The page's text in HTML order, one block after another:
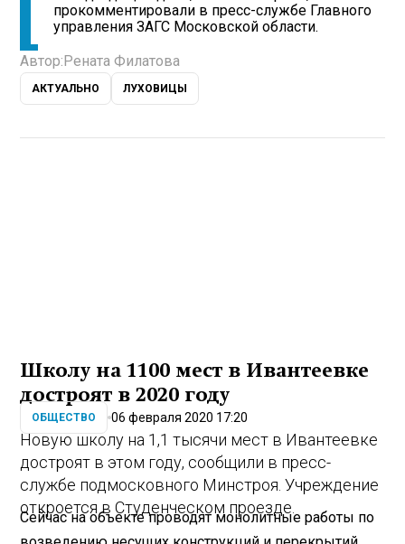
прокомментировали в пресс-службе Главного
управления ЗАГС Московской области.
Автор: Рената Филатова
АКТУАЛЬНО ЛУХОВИЦЫ
Школу на 1100 мест в Ивантеевке
достроят в 2020 году
ОБЩЕСТВО 06 февраля 2020 17:20
Новую школу на 1,1 тысячи мест в Ивантеевке
достроят в этом году, сообщили в пресс-
службе подмосковного Минстроя. Учреждение
откроется в Студенческом проезде.
Сейчас на объекте проводят монолитные работы по